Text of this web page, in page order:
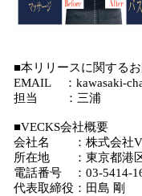
■本リリースに関する
EMAIL ：kawasaki-
担当 ：三浦
■VECKS会社概要
会社名 ：株式会社
所在地 ：東京都港区
電話番号 ：03-5414-
代表取締役：田島 剛